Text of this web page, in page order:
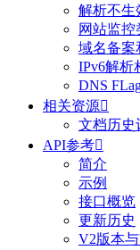
解析不生
网站监控
域名备案
IPv6解析
DNS
相关资源
文档历史
API参考
简介
示例
接口概览
更新历史
V2版本